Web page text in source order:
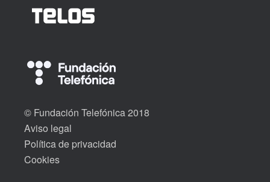
© Fundación Telefónica 2018
Aviso legal
Política de privacidad
Cookies